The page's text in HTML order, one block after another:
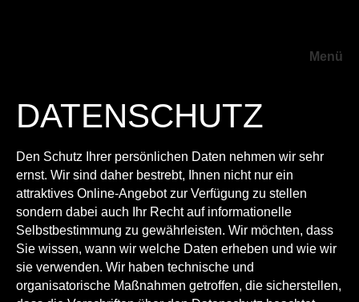
Menü
DATENSCHUTZ
Den Schutz Ihrer persönlichen Daten nehmen wir sehr
ernst. Wir sind daher bestrebt, Ihnen nicht nur ein
attraktives Online-Angebot zur Verfügung zu stellen
sondern dabei auch Ihr Recht auf informationelle
Selbstbestimmung zu gewährleisten. Wir möchten, dass
Sie wissen, wann wir welche Daten erheben und wie wir
sie verwenden. Wir haben technische und
organisatorische Maßnahmen getroffen, die sicherstellen,